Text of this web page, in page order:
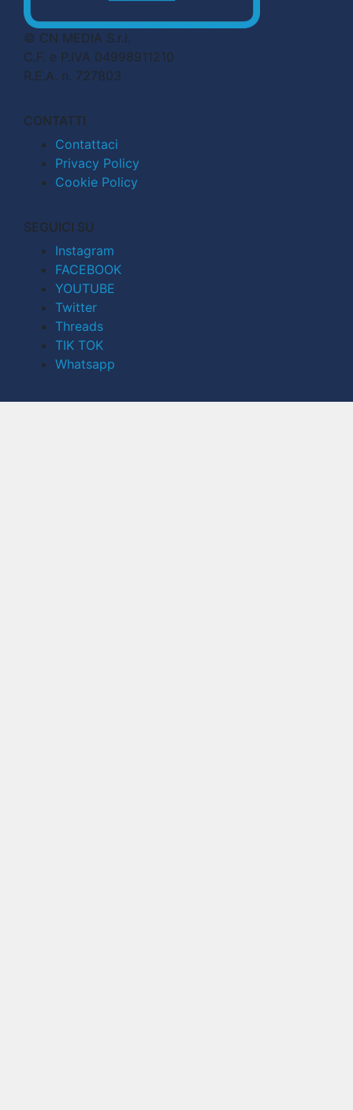
© CN MEDIA S.r.l.
C.F. e P.IVA 04998911210
R.E.A. n. 727803
CONTATTI
Contattaci
Privacy Policy
Cookie Policy
SEGUICI SU
Instagram
FACEBOOK
YOUTUBE
Twitter
Threads
TIK TOK
Whatsapp